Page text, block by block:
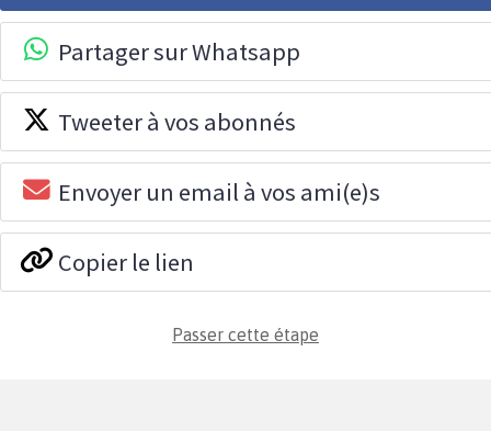
Partager sur Whatsapp
Tweeter à vos abonnés
Envoyer un email à vos ami(e)s
Copier le lien
Passer cette étape